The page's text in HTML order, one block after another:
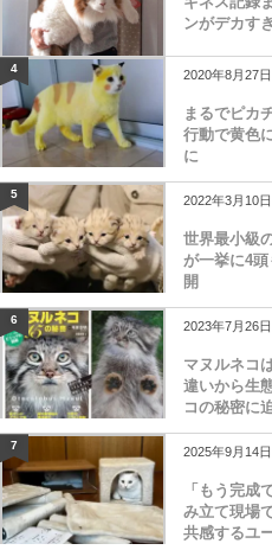
ンがデカす
4 2020年8月27日
まるでピカ
行動で黄色
に
5 2022年3月10日
世界最小級
が一挙に4
開
6 2023年7月26日
マヌルネコ
違いから生
コの秘密に
7 2025年9月14日
「もう完成
み立て現場
共感するユ